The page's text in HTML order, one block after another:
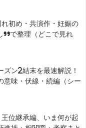
初め・共演作・妊娠の
”で整理（どこで見れ
ン2結末を最速解説！
意味・伏線・続編（シー
位継承編、いま何が起